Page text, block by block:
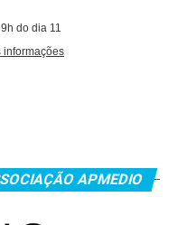
APMEDIO